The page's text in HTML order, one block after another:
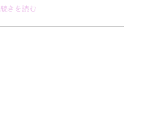
続きを読む